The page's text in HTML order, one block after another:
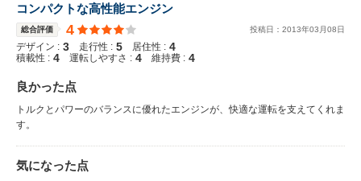
コンパクトな高性能エンジン
総合評価 4 投稿日： 2013年03 月08日
デザイン : 3 走行性 : 5 居住性 : 4
積載性 : 4 運転しやすさ : 4 維持費 : 4
良かった点
トルクとパワーのバランスに優れたエンジンが、快適な運転を支えてくれま
す。
気になった点